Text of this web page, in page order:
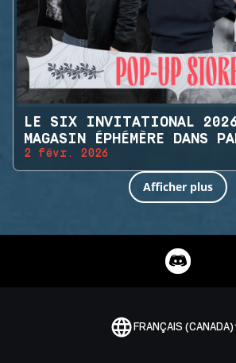
LE SIX INVITATIONAL 2026
MAGASIN ÉPHÉMÈRE DANS
2 févr. 2026
Afficher plus
FRANÇAIS (CANADA)